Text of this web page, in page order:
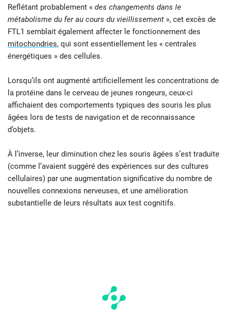
Reflétant probablement « des changements dans le
métabolisme du fer au cours du vieillissement », cet excès de
FTL1 semblait également affecter le fonctionnement des
mitochondries, qui sont essentiellement les « centrales
énergétiques » des cellules.
Lorsqu’ils ont augmenté artificiellement les concentrations de
la protéine dans le cerveau de jeunes rongeurs, ceux-ci
affichaient des comportements typiques des souris les plus
âgées lors de tests de navigation et de reconnaissance
d’objets.
À l’inverse, leur diminution chez les souris âgées s’est traduite
(comme l’avaient suggéré des expériences sur des cultures
cellulaires) par une augmentation significative du nombre de
nouvelles connexions nerveuses, et une amélioration
substantielle de leurs résultats aux test cognitifs.